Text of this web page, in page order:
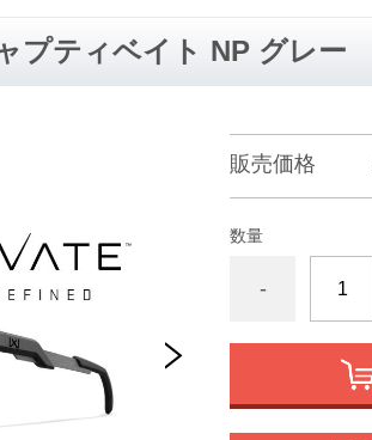
プティベイト NP グレー
販売価格
数量
-